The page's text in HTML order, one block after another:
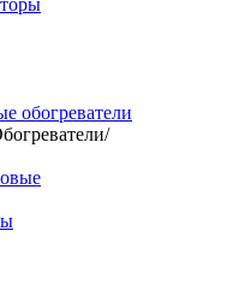
обогреватели
/